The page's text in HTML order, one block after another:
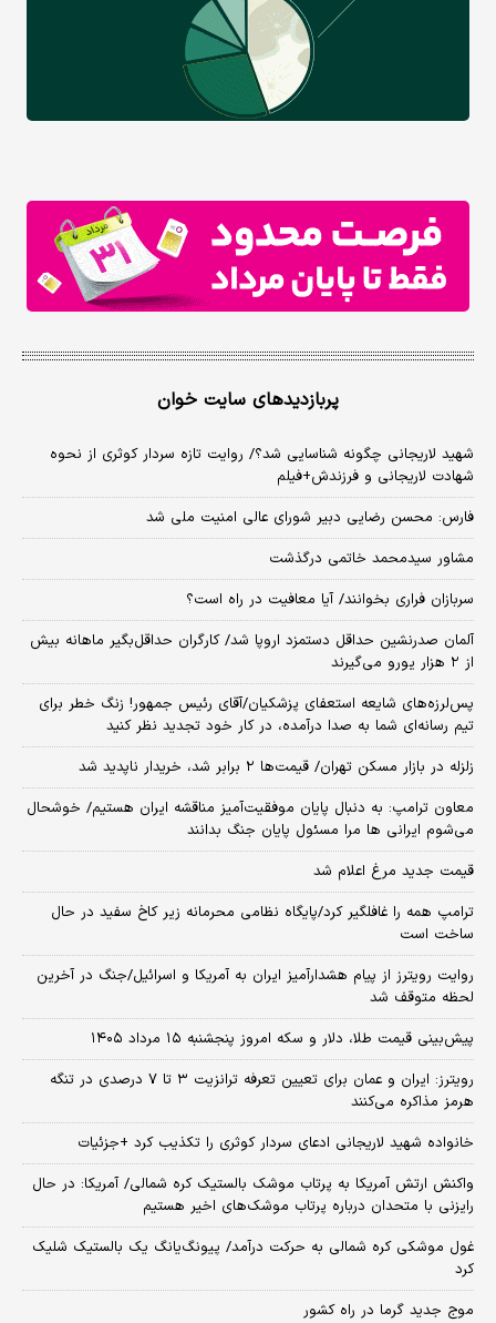
پربازدیدهای سایت خوان
شهید لاریجانی چگونه شناسایی شد؟/ روایت تازه سردار کوثری از نحوه
شهادت لاریجانی و فرزندش+فیلم
فارس: محسن رضایی دبیر شورای عالی امنیت ملی شد
مشاور سیدمحمد خاتمی درگذشت
سربازان فراری بخوانند/ آیا معافیت در راه است؟
آلمان صدرنشین حداقل دستمزد اروپا شد/ کارگران حداقل‌بگیر ماهانه بیش
از ۲ هزار یورو می‌گیرند
پس‌لرزه‌های شایعه استعفای پزشکیان/آقای رئیس جمهور! زنگ خطر برای
تیم رسانه‌ای شما به صدا درآمده، در کار خود تجدید نظر کنید
زلزله در بازار مسکن تهران/ قیمت‌ها ۲ برابر شد، خریدار ناپدید شد
معاون ترامپ: به دنبال پایان موفقیت‌آمیز مناقشه ایران هستیم/ خوشحال
می‌شوم ایرانی ها مرا مسئول پایان جنگ بدانند
قیمت جدید مرغ اعلام شد
ترامپ همه را غافلگیر کرد/پایگاه نظامی محرمانه زیر کاخ سفید در حال
ساخت است
روایت رویترز از پیام هشدارآمیز ایران به آمریکا و اسرائیل/جنگ در آخرین
لحظه متوقف شد
پیش‌بینی قیمت طلا، دلار و سکه امروز پنجشنبه ۱۵ مرداد ۱۴۰۵
رویترز: ایران و عمان برای تعیین تعرفه ترانزیت ۳ تا ۷ درصدی در تنگه
هرمز مذاکره می‌کنند
خانواده شهید لاریجانی ادعای سردار کوثری را تکذیب کرد +جزئیات
واکنش ارتش آمریکا به پرتاب موشک بالستیک کره شمالی/ آمریکا: در حال
رایزنی با متحدان درباره پرتاب موشک‌های اخیر هستیم
غول موشکی کره شمالی به حرکت درآمد/ پیونگ‌یانگ یک بالستیک شلیک
کرد
موج جدید گرما در راه کشور